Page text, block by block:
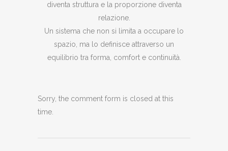
diventa struttura e la proporzione diventa
relazione.
Un sistema che non si limita a occupare lo
spazio, ma lo definisce attraverso un
equilibrio tra forma, comfort e continuità.
Sorry, the comment form is closed at this
time.